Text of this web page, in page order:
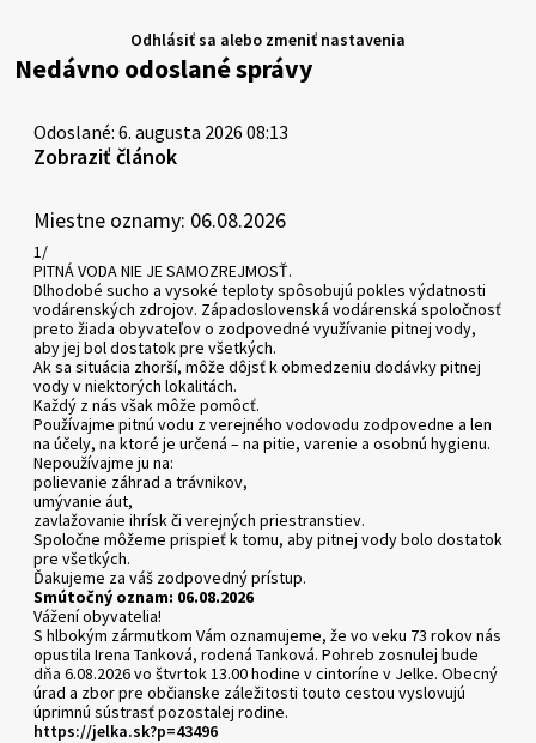
Odhlásiť sa alebo zmeniť nastavenia
Nedávno odoslané správy
Odoslané: 6. augusta 2026 08:13
Zobraziť článok
Miestne oznamy: 06.08.2026
1/
PITNÁ VODA NIE JE SAMOZREJMOSŤ.
Dlhodobé sucho a vysoké teploty spôsobujú pokles výdatnosti
vodárenských zdrojov. Západoslovenská vodárenská spoločnosť
preto žiada obyvateľov o zodpovedné využívanie pitnej vody,
aby jej bol dostatok pre všetkých.
Ak sa situácia zhorší, môže dôjsť k obmedzeniu dodávky pitnej
vody v niektorých lokalitách.
Každý z nás však môže pomôcť.
Používajme pitnú vodu z verejného vodovodu zodpovedne a len
na účely, na ktoré je určená – na pitie, varenie a osobnú hygienu.
Nepoužívajme ju na:
polievanie záhrad a trávnikov,
umývanie áut,
zavlažovanie ihrísk či verejných priestranstiev.
Spoločne môžeme prispieť k tomu, aby pitnej vody bolo dostatok
pre všetkých.
Ďakujeme za váš zodpovedný prístup.
Smútočný oznam: 06.08.2026
Vážení obyvatelia!
S hlbokým zármutkom Vám oznamujeme, že vo veku 73 rokov nás
opustila Irena Tanková, rodená Tanková. Pohreb zosnulej bude
dňa 6.08.2026 vo štvrtok 13.00 hodine v cintoríne v Jelke. Obecný
úrad a zbor pre občianske záležitosti touto cestou vyslovujú
úprimnú sústrasť pozostalej rodine.
https://jelka.sk?p=43496